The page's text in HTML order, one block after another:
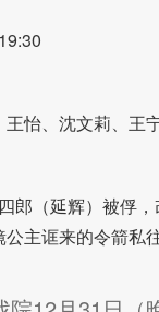
怡、沈文莉、王
（延辉）被俘，
主诓来的令箭私